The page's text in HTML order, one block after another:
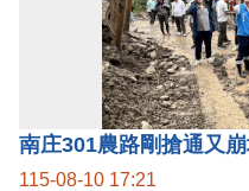
115-08-10 17:21